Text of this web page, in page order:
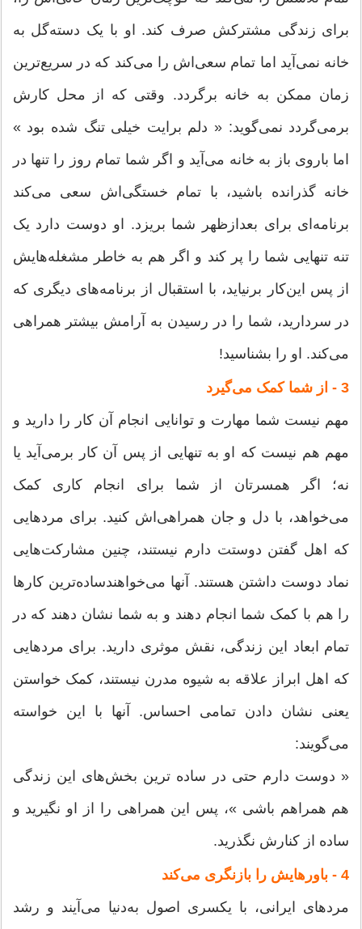
برای زندگی مشترکش صرف کند. او با یک دسته‌گل به
خانه نمی‌آید اما تمام سعی‌اش را می‌کند که در سریع‌ترین
زمان ممکن به خانه برگردد. وقتی که از محل کارش
برمی‌گردد نمی‌گوید: « دلم برایت خیلی تنگ شده بود »
اما باروی باز به‌ خانه می‌آید و اگر شما تمام روز را تنها در
خانه گذرانده باشید،‌ با تمام خستگی‌اش سعی می‌کند
برنامه‌ای برای بعدازظهر شما بریزد. او دوست دارد یک‌
تنه تنهایی شما را پر کند و اگر هم به خاطر مشغله‌هایش
از پس این‌کار برنیاید، با استقبال از برنامه‌های دیگری که
در سر‌دارید، شما را در رسیدن به آرامش بیشتر همراهی
می‌کند. او را بشناسید!
3 - از شما کمک می‌گیرد
مهم نیست شما مهارت و توانایی انجام آن کار را دارید و
مهم هم نیست که او به تنهایی از پس آن کار برمی‌آید یا
نه؛ اگر همسرتان از شما برای انجام کاری کمک
می‌خواهد، با دل و جان همراهی‌اش کنید. برای مردهایی
که اهل گفتن دوستت دارم نیستند، چنین مشارکت‌هایی
نماد دوست داشتن هستند. آنها می‌خواهندساده‌ترین کارها
را هم با کمک شما انجام دهند و به شما نشان دهند که در
تمام ابعاد این زندگی، نقش موثری دارید. برای مرد‌هایی
که اهل ابراز علاقه به شیوه مدرن نیستند، کمک خواستن
یعنی نشان دادن تمامی احساس. آنها با این خواسته
می‌گویند:
« دوست دارم حتی در ساده‌ ترین بخش‌های این زندگی
هم همراهم باشی »، پس این همراهی را از او نگیرید و
ساده از کنارش نگذرید.
4 - باورهایش را بازنگری می‌کند
مردهای ایرانی، با یکسری اصول به‌دنیا می‌آیند و رشد